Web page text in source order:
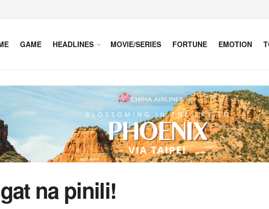
GAME HEADLINES MOVIE/SERIES FORTUNE EMOTION
na pinili!